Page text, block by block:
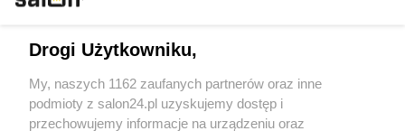
Sport
Społeczeństwo
Drogi Użytkowniku,
My, naszych 1162 zaufanych partnerów oraz inne
podmioty z salon24.pl uzyskujemy dostęp i
przechowujemy informacje na urządzeniu oraz